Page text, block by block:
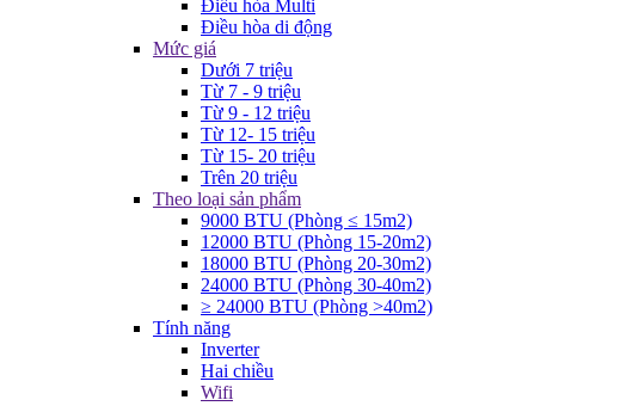
Điều hòa Multi
Điều hòa di động
Mức giá
Dưới 7 triệu
Từ 7 - 9 triệu
Từ 9 - 12 triệu
Từ 12- 15 triệu
Từ 15- 20 triệu
Trên 20 triệu
Theo loại sản phẩm
9000 BTU (Phòng ≤ 15m2)
12000 BTU (Phòng 15-20m2)
18000 BTU (Phòng 20-30m2)
24000 BTU (Phòng 30-40m2)
≥ 24000 BTU (Phòng >40m2)
Tính năng
Inverter
Hai chiều
Wifi